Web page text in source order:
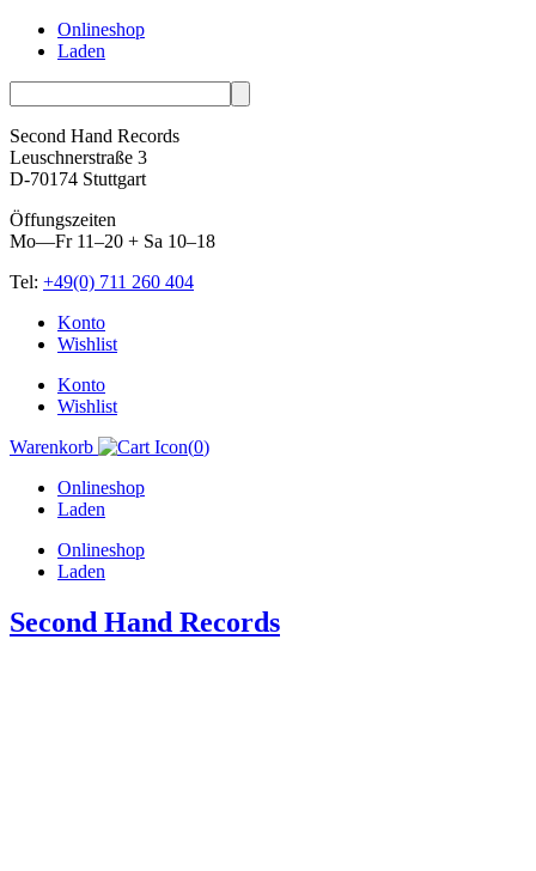
Onlineshop
Laden
Second Hand Records
Leuschnerstraße 3
D-70174 Stuttgart
Öffungszeiten
Mo—Fr 11–20 + Sa 10–18
Tel: +49(0) 711 260 404
Skip
Konto
Wishlist
Konto
Wishlist
Warenkorb
(0)
Onlineshop
Laden
Onlineshop
Laden
Second Hand Records